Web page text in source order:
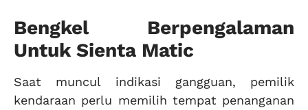
Bengkel Berpengalaman
Untuk Sienta Matic
Saat muncul indikasi gangguan, pemilik
kendaraan perlu memilih tempat penanganan